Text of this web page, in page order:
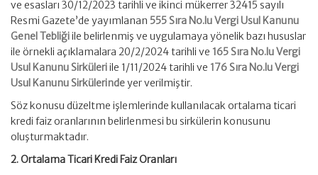
ve esasları 30/12/2023 tarihli ve ikinci mükerrer 32415 sayılı
Resmi Gazete’de yayımlanan 555 Sıra No.lu Vergi Usul Kanunu
Genel Tebliğiile belirlenmiş ve uygulamaya yönelik bazı hususlar
ile örnekli açıklamalara 20/2/2024 tarihli ve 165 Sıra No.lu Vergi
Usul Kanunu Sirküleriile 1/11/2024 tarihli ve 176 Sıra No.lu Vergi
Usul Kanunu Sirkülerindeyer verilmiştir.
Söz konusu düzeltme işlemlerinde kullanılacak ortalama ticari
kredi faiz oranlarının belirlenmesi bu sirkülerin konusunu
oluşturmaktadır.
2. Ortalama Ticari Kredi Faiz Oranları